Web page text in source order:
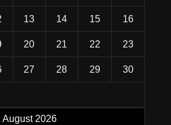
August 2026
13 14 15 16
20 21 22 23
27 28 29 30